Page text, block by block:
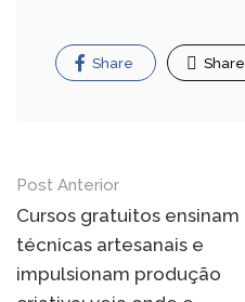
Share Share
Post Anterior
Cursos gratuitos ensinam
técnicas artesanais e
impulsionam produção